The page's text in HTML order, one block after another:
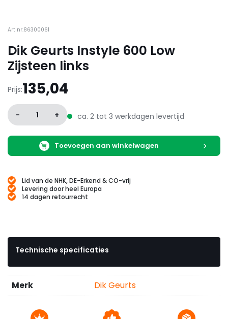
Art nr:86300061
Dik Geurts Instyle 600 Low
Zijsteen links
Prijs:135,04
- 1 + ca. 2 tot 3 werkdagen levertijd
Toevoegen aan winkelwagen
Lid van de NHK, DE-Erkend & CO-vrij
Levering door heel Europa
14 dagen retourrecht
Technische specificaties
Merk Dik Geurts